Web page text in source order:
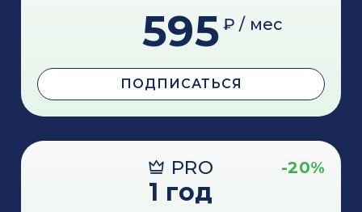
595 ₽ / мес
ПОДПИСАТЬСЯ
PRO -20%
1 год